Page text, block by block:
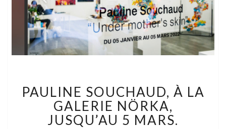
PAULINE SOUCHAUD, À LA
GALERIE NÖRKA,
JUSQU’AU 5 MARS.